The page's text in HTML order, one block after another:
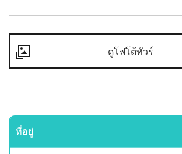
ดูโฟโต้ทัวร์
ที่อยู่